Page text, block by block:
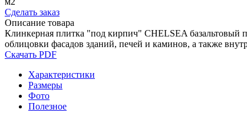
Сделать заказ
Описание товара
Клинкерная плитка "под кирпич" CHELSEA базальтовый
облицовки фасадов зданий, печей и каминов, а также
Скачать PDF
Характеристики
Размеры
Фото
Полезное